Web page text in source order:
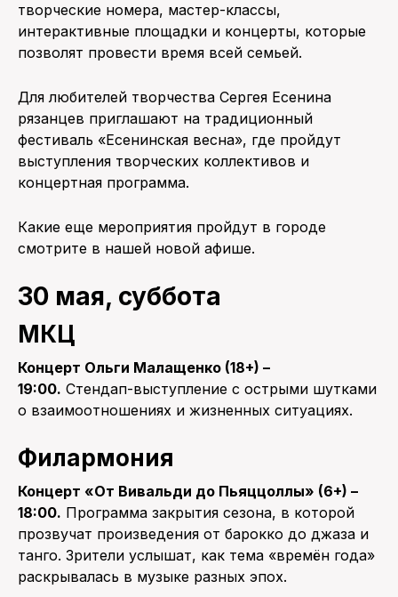
творческие номера, мастер-классы,
интерактивные площадки и концерты, которые
позволят провести время всей семьей.
Для любителей творчества Сергея Есенина
рязанцев приглашают на традиционный
фестиваль «Есенинская весна», где пройдут
выступления творческих коллективов и
концертная программа.
Какие еще мероприятия пройдут в городе
смотрите в нашей новой афише.
30 мая, суббота
МКЦ
Концерт Ольги Малащенко (18+) –
19:00. Стендап-выступление с острыми шутками
о взаимоотношениях и жизненных ситуациях.
Филармония
Концерт «От Вивальди до Пьяццоллы» (6+) –
18:00. Программа закрытия сезона, в которой
прозвучат произведения от барокко до джаза и
танго. Зрители услышат, как тема «времён года»
раскрывалась в музыке разных эпох.